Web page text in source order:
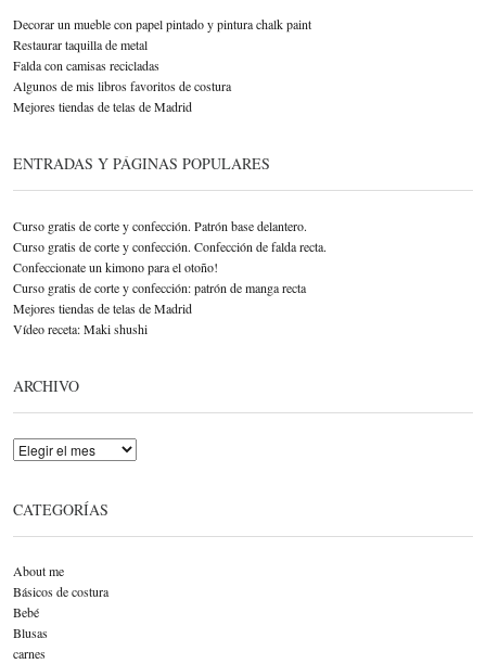
Decorar un mueble con papel pintado y pintura chalk paint
Restaurar taquilla de metal
Falda con camisas recicladas
Algunos de mis libros favoritos de costura
Mejores tiendas de telas de Madrid
ENTRADAS Y PÁGINAS POPULARES
Curso gratis de corte y confección. Patrón base delantero.
Curso gratis de corte y confección. Confección de falda recta.
Confeccionate un kimono para el otoño!
Curso gratis de corte y confección: patrón de manga recta
Mejores tiendas de telas de Madrid
Vídeo receta: Maki shushi
ARCHIVO
Archivo
CATEGORÍAS
About me
Básicos de costura
Bebé
Blusas
carnes